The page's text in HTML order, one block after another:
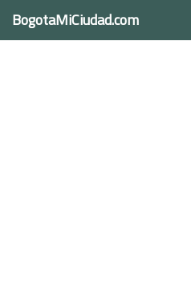
BogotaMiCiudad.com